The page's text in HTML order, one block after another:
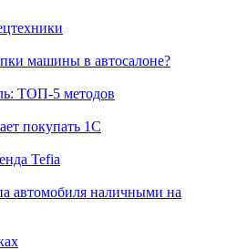
машины в автосалоне?
ТОП-5 методов
покупать 1С
Tefia
автомобиля наличными на